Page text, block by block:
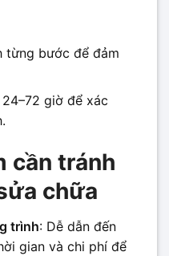
từng bước để đảm
giờ để xác
cần tránh
chữa
trình: Dễ dẫn đến
gian và chi phí để